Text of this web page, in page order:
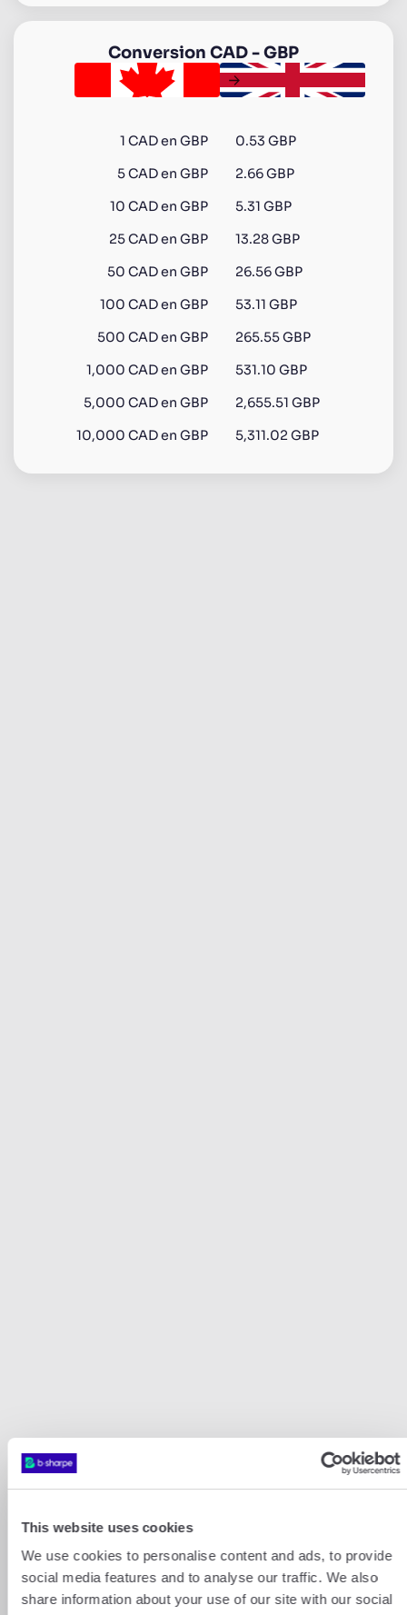
This website uses cookies
We use cookies to personalise content and ads, to provide
social media features and to analyse our traffic. We also
share information about your use of our site with our social
Conversion CAD-GBP
1 CADen GBP
0.53 GBP
5CADen GBP
2.66 GBP
10 CADen GBP
5.31 GBP
25CADen GBP
13.28 GBP
50 CADen GBP
26.56 GBP
100 CADen GBP
53.11 GBP
500 CADen GBP
265.55 GBP
1,000 CADen GBP
531.10 GBP
5,000 CADen GBP
2,655.51 GBP
10,000 CADen GBP 5,311.02 GBP
GBP CHF GBP USD